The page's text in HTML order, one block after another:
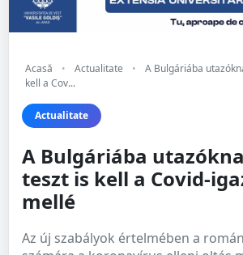
Acasă • Actualitate •
A Bulgáriába
kell a Cov...
Actualitate
A Bulgáriába
teszt is kell a Covid-
mellé
Az új szabályok értelmében a